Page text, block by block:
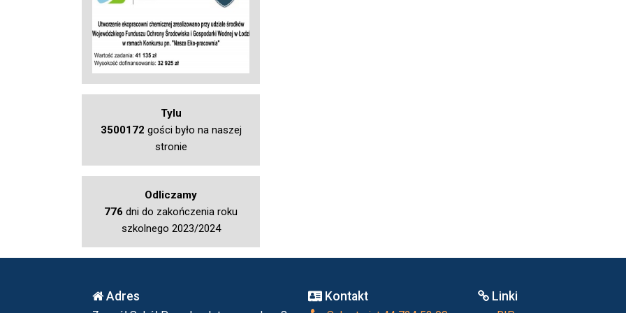
Tylu
3500172 gości było na naszej
stronie
Odliczamy
776 dni do zakończenia roku
szkolnego 2023/2024
Adres Kontakt Linki